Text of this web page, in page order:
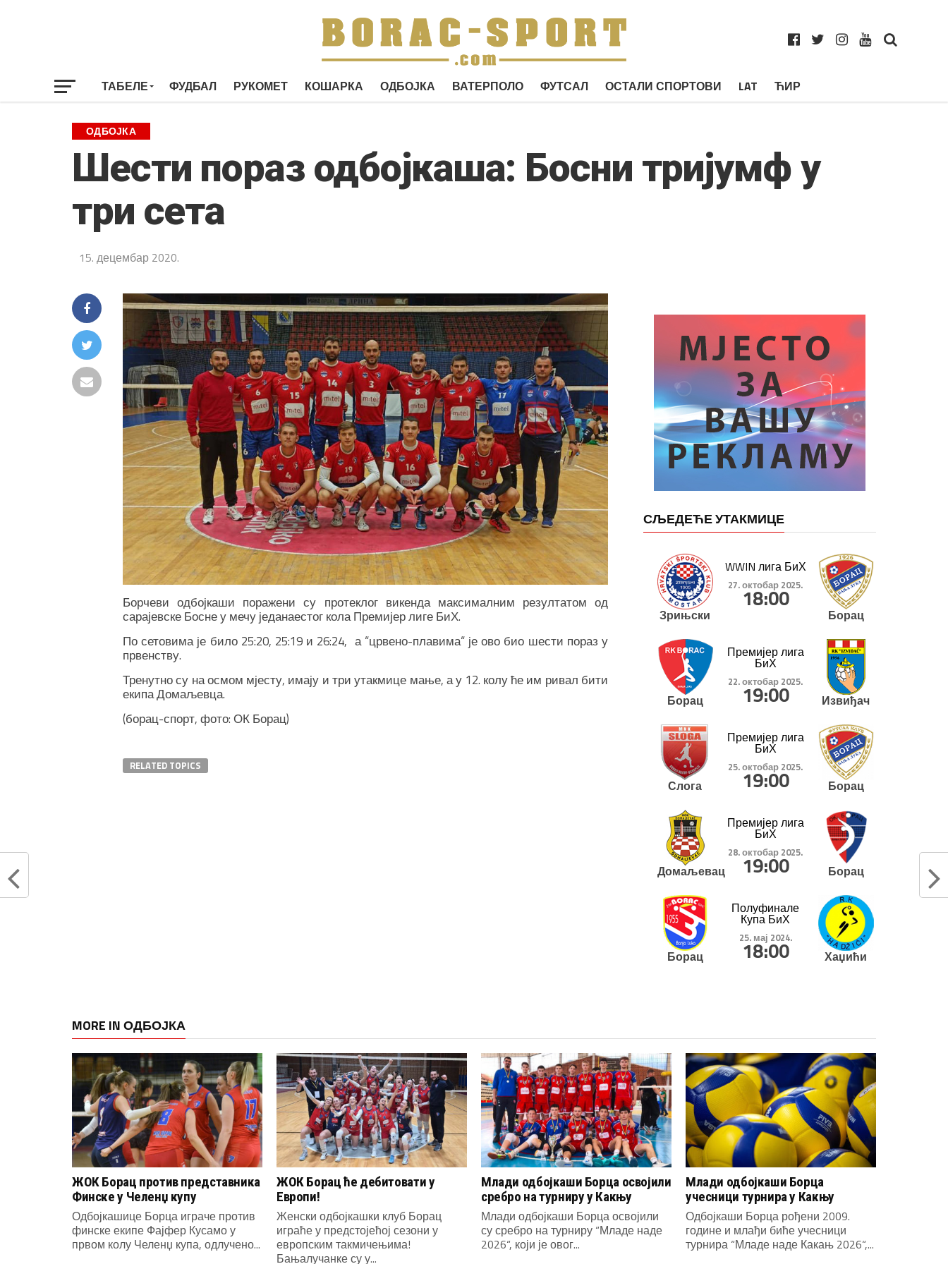
ТАБЕЛЕ ФУДБАЛ РУКОМЕТ КОШАРКА ОДБОЈКА ВАТЕРПОЛО ФУТСАЛ ОСТАЛИ СПОРТОВИ LAT ЋИР
ОДБОЈКА
Шести пораз одбојкаша: Босни тријумф у
три сета
15. децембар 2020.
Борчеви одбојкаши поражени су протеклог викенда максималним резултатом од
сарајевске Босне у мечу једанаестог кола Премијер лиге БиХ.
По сетовима је било 25:20, 25:19 и 26:24, а “црвено-плавима“ је ово био шести пораз у
првенству.
Тренутно су на осмом мјесту, имају и три утакмице мање, а у 12. колу ће им ривал бити
екипа Домаљевца.
(борац-спорт, фото: ОК Борац)
RELATED TOPICS
СЉЕДЕЋЕ УТАКМИЦЕ
Зрињски
WWIN лига БиХ
27. октобар 2025.
18:00
Борац
Борац
Премијер лига
БиХ
22. октобар 2025.
19:00 Извиђач
Слога
Премијер лига
БиХ
25. октобар 2025.
19:00 Борац
Домаљевац
Премијер лига
БиХ
28. октобар 2025.
19:00 Борац
Борац
Полуфинале
Купа БиХ
25. мај 2024.
18:00 Хаџићи
MORE IN ОДБОЈКА
ЖОК Борац против представника
Финске у Челенџ купу
Одбојкашице Борца играче против
финске екипе Фајфер Кусамо у
првом колу Челенџ купа, одлучено...
ЖОК Борац ће дебитовати у
Европи!
Женски одбојкашки клуб Борац
играће у предстојећој сезони у
европским такмичењима!
Бањалучанке су у...
Млади одбојкаши Борца освојили
сребро на турниру у Какњу
Млади одбојкаши Борца освојили
су сребро на турниру “Младе наде
2026“, који је овог...
Млади одбојкаши Борца
учесници турнира у Какњу
Одбојкаши Борца рођени 2009.
године и млађи биће учесници
турнира “Младе наде Какањ 2026“,...